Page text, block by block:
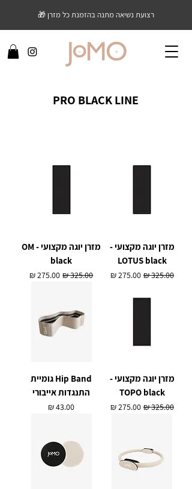
רצועת נשיאה מתנה בהזמנת כל מזרן 🎁
PRO BLACK LINE
מזרן יוגה מקצועי -
LOTUS black
מחיר רגיל‏325.00 ‏₪ מחיר מבצע‏275.00 ‏₪
מזרן יוגה מקצועי - OM
black
מחיר רגיל‏325.00 ‏₪ מחיר מבצע
מזרן יוגה מקצועי -
TOPO black
מחיר רגיל‏325.00 ‏₪ מחיר מבצע‏275.00 ‏₪
Hip Band גומיית
התנגדות אייבורי
מחיר